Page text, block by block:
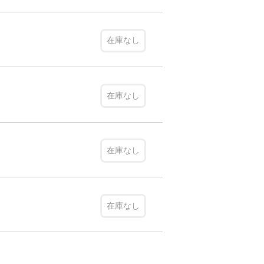
在庫なし
在庫なし
在庫なし
在庫なし